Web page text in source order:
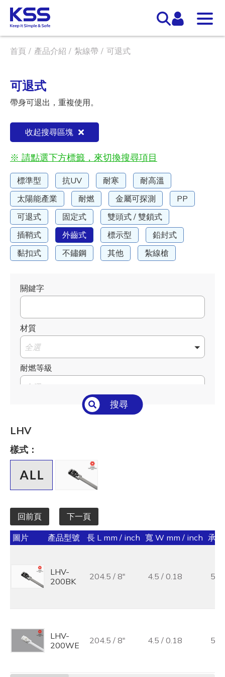
首頁 產品介紹 紮線帶 可退式
可退式
帶身可退出，重複使用。
收起搜尋區塊
※ 請點選下方標籤，來切換搜尋項目
標準型 抗UV 耐寒
耐高溫
太陽能產業
耐燃 金屬可探測
PP
可退式
固定式
雙頭式 / 雙鎖式
插鞘式
外齒式 標示型
鉛封式
黏扣式
不鏽鋼 其他 紮線槍
關鍵字
材質
全選
耐燃等級
全選
全選
長 L mm / inch
寬 W mm / inch
全選
承受力 lbs/kgf/N
全選
最大束線徑 (mm)
全選
基板厚度 (mm)
搜尋
LHV
樣式：
回前頁 下一頁
圖片 產品型號 長 L mm / inch 寬 W mm / inch 承
LHV-
200BK
204.5 / 8" 4.5 / 0.18 50
LHV-
200WE
204.5 / 8" 4.5 / 0.18 50